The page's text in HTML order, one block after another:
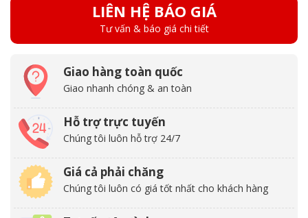
LIÊN HỆ BÁO GIÁ
Tư vấn & báo giá chi tiết
Giao hàng toàn quốc
Giao nhanh chóng & an toàn
Hỗ trợ trực tuyến
Chúng tôi luôn hỗ trợ 24/7
Giá cả phải chăng
Chúng tôi luôn có giá tốt nhất cho khách hàng